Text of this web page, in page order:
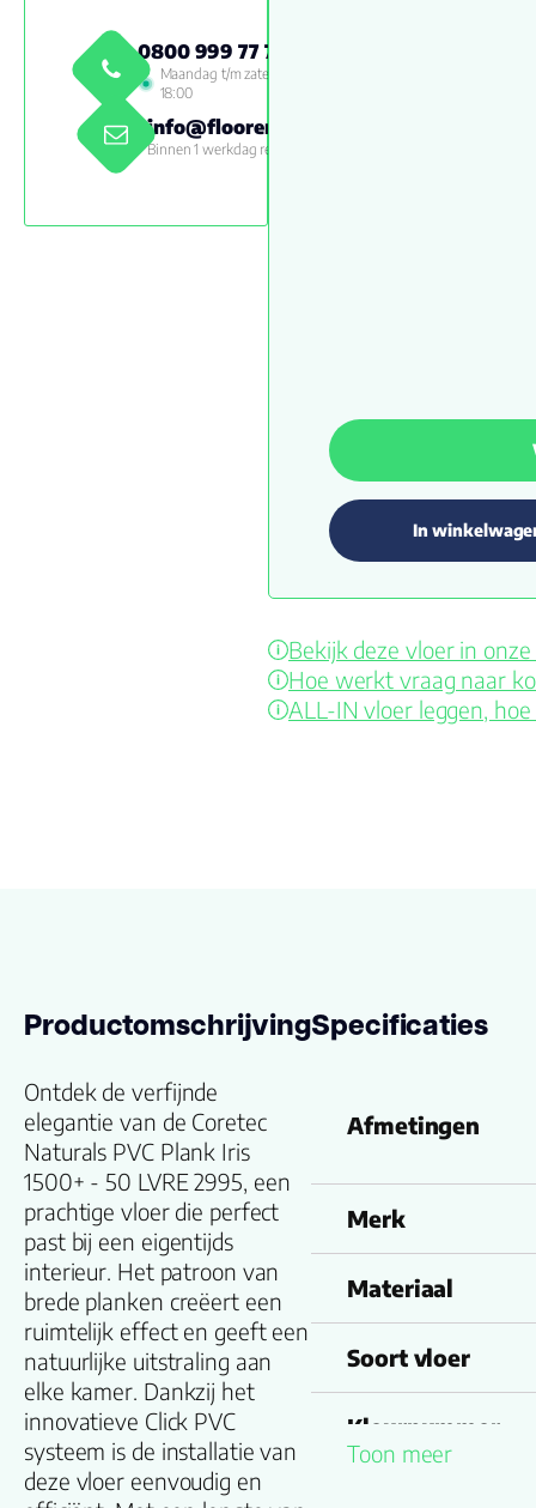
0800 999 77 79
Maandag t/m zaterdag 09:00 -
18:00
info@floorenmore.nl
Binnen 1 werkdag reactie
In
Bekijk deze vloer in
Hoe werkt vraag naar
ALL-IN vloer leggen,
Productomschrijving
Ontdek de verfijnde
elegantie van de Coretec
Naturals PVC Plank Iris
1500+ - 50 LVRE 2995, een
prachtige vloer die perfect
past bij een eigentijds
interieur. Het patroon van
brede planken creëert een
ruimtelijk effect en geeft een
natuurlijke uitstraling aan
elke kamer. Dankzij het
innovatieve Click PVC
systeem is de installatie van
deze vloer eenvoudig en
Specificaties
Afmetingen
Merk
Materiaal
Soort vloer
Kleurnummer
Toon meer